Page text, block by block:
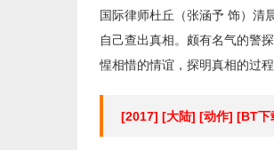
国际律师杜丘（张涵予 饰）清
自己查出真相。颇有名气的警
惺相惜的情谊，探明真相的过
[2017] [大陆] [动作] [BT下